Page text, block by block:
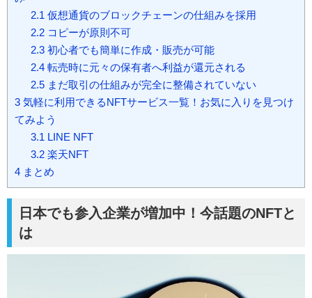
2.1 仮想通貨のブロックチェーンの仕組みを採用
2.2コピーが原則不可
2.3初心者でも簡単に作成・販売が可能
2.4転売時に元々の保有者へ利益が還元される
2.5まだ取引の仕組みが完全に整備されていない
3 気軽に利用できるNFTサービス一覧！お気に入りを見つけ
てみよう
3.1 LINE NFT
3.2楽天NFT
4 まとめ
日本でも参入企業が増加中！今話題のNFTと
は